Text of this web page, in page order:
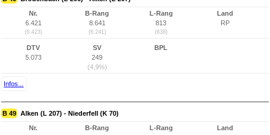
Nr.
6.421
(6.423)
B-Rang
8.641
(6.241)
L-Rang
813
(638)
Land
RP
DTV
5.073
SV
249
(4,9%)
BPL
Infos...
B 49 Alken (L 207) - Niederfell (K 70)
Nr.
B-Rang
L-Rang
Land